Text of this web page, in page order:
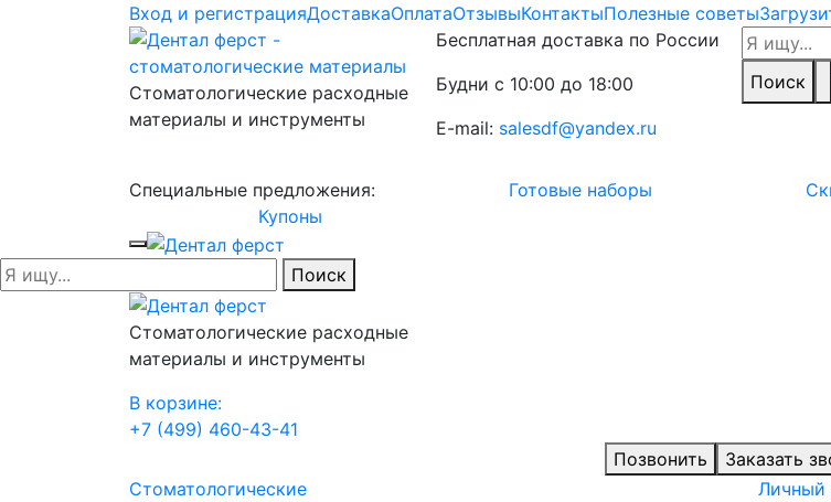
Вход и регистрацияДоставкаОплатаОтзывыКонтактыПолезные советы
Стоматологические расходные
материалы и инструменты
Бесплатная доставка по России
Будни с 10:00 до 18:00
E-mail: salesdf@yandex.ru
Поиск
Специальные предложения: Готовые наборы
Купоны
Поиск
Стоматологические расходные
материалы и инструменты
В корзине:
+7 (499) 460-43-41
Позвонить
Заказать
Стоматологические
Личный